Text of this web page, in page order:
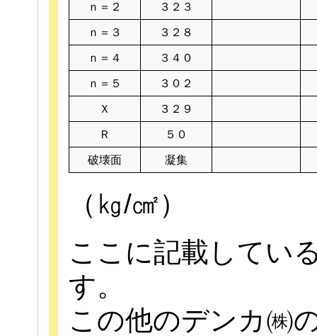
ｎ＝２ ３２３
ｎ＝３ ３２８
ｎ＝４ ３４０
ｎ＝５ ３０２
Ｘ ３２９
Ｒ ５０
破壊面 凝集
（㎏/㎠）
ここに記載してい
す。
この他のデンカ㈱